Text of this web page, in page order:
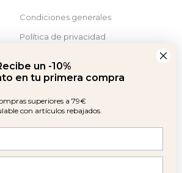
Condiciones generales
Política de privacidad
Derecho de desistimiento
un -10%
en tu primera compra
superiores a 79€
con artículos rebajados.